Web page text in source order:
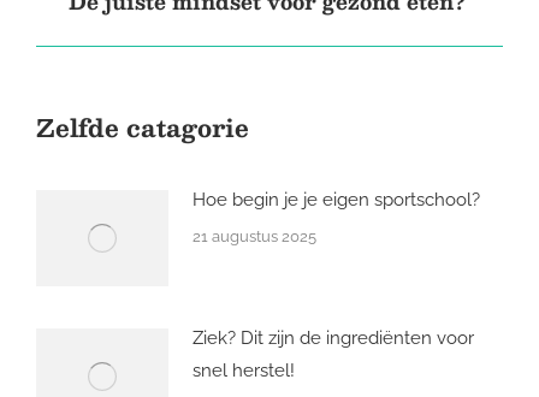
Zelfde catagorie
Hoe begin je je eigen sportschool?
21 augustus 2025
Ziek? Dit zijn de ingrediënten voor
snel herstel!